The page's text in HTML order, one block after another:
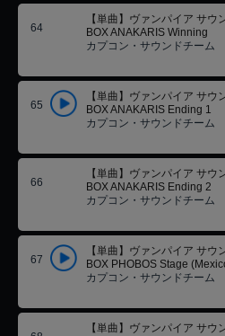
64
【単曲】ヴァンパイア サウ
BOX ANAKARIS Winning
カプコン・サウンドチーム
65
【単曲】ヴァンパイア サウ
BOX ANAKARIS Ending 1
カプコン・サウンドチーム
66
【単曲】ヴァンパイア サウ
BOX ANAKARIS Ending 2
カプコン・サウンドチーム
67
【単曲】ヴァンパイア サウ
BOX PHOBOS Stage
カプコン・サウンドチーム
【単曲】ヴァンパイア サウ